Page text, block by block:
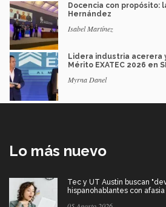
Docencia con propósito:
Hernández
Isabel Martínez
Lidera industria acerera
Mérito EXATEC 2026 en
Myrna Danel
Lo más nuevo
Tec y UT Austin buscan
hispanohablantes con afasia